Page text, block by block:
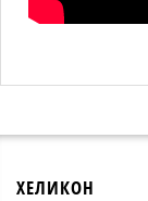
ХЕЛИКОН